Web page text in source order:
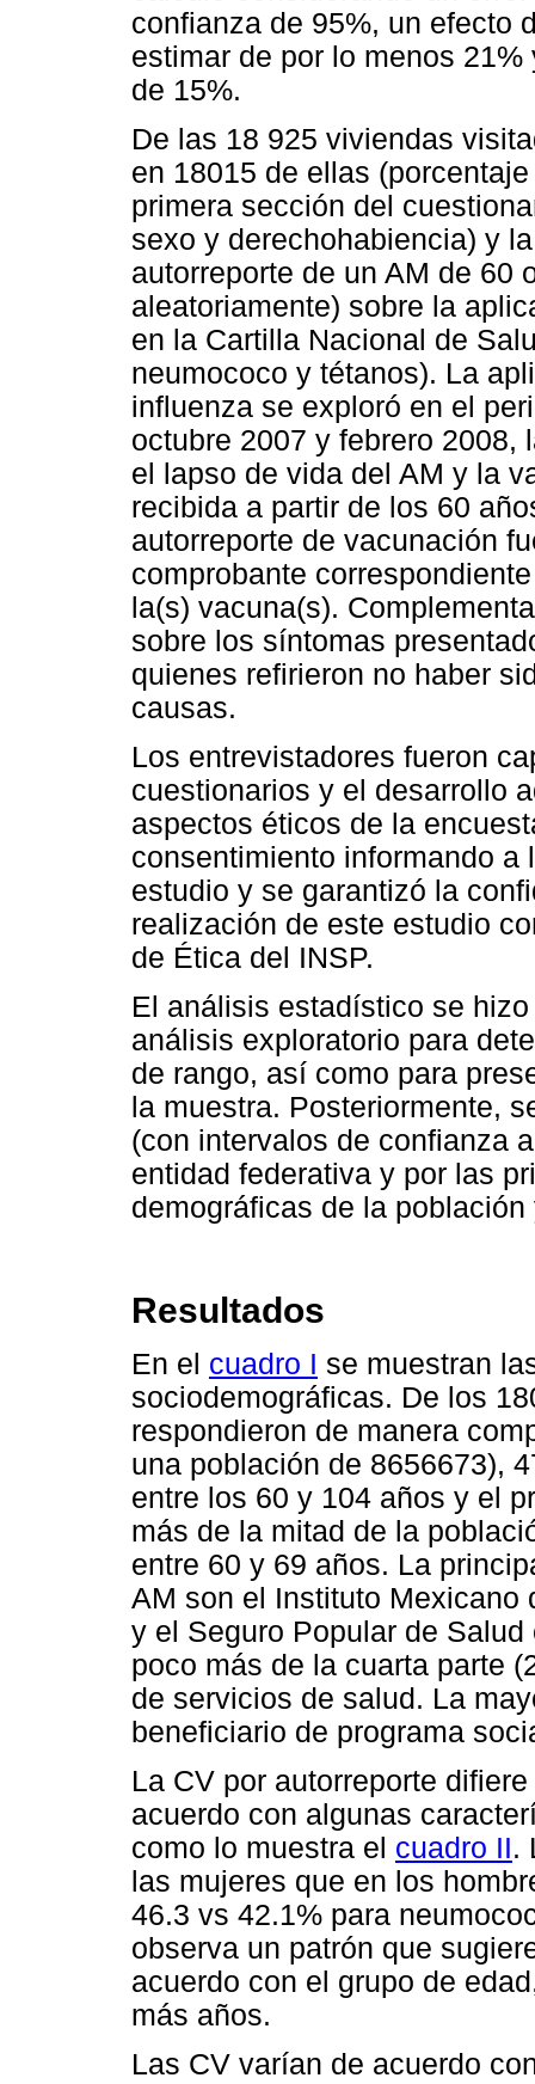
confianza de 95%, un efecto
estimar de por lo menos
de 15%.
De las 18 925 viviendas
en 18015 de ellas
primera sección del
sexo y derechohabiencia) y
autorreporte de un AM de 60
aleatoriamente) sobre la
en la Cartilla Nacional de
neumococo y tétanos). La
influenza se exploró en el
octubre 2007 y febrero 2008,
el lapso de vida del AM y la
recibida a partir de los 60
autorreporte de vacunación
comprobante
la(s) vacuna(s).
sobre los síntomas
quienes refirieron no haber
causas.
Los entrevistadores fueron
cuestionarios y el desarrollo
aspectos éticos de la
consentimiento informando
estudio y se garantizó la
realización de este estudio
de Ética del INSP.
El análisis estadístico se
análisis exploratorio para
de rango, así como para
la muestra. Posteriormente,
(con intervalos de confianza
entidad federativa y por las
demográficas de la
Resultados
En el cuadro I se muestran
sociodemográficas. De los
respondieron de manera
una población de 8656673),
entre los 60 y 104 años y el
más de la mitad de la
entre 60 y 69 años. La
AM son el Instituto Mexicano
y el Seguro Popular de
poco más de la cuarta parte
de servicios de salud. La
beneficiario de programa
La CV por autorreporte
acuerdo con algunas
como lo muestra el cuadro II.
las mujeres que en los
46.3 vs 42.1% para
observa un patrón que
acuerdo con el grupo de
más años.
Las CV varían de acuerdo